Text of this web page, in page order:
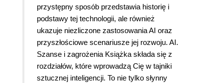
przełamie bariery językowe, to będzie genialne.
Pochodzimy z rożnych miejsc świata, a jakże
byłoby cudownie jeszcze się ze sobą porozumieć!
Jestem też pod wrażeniem niektorych
wynalazkow, jak Stethome. Czujnik ANNE.
Inteligentne zegarki już nie, ponieważ to głupi
gadżet wymyślony na potrzeby konsumentow...
przystępny sposób przedstawia historię i
podstawy tej technologii, ale również
ukazuje niezliczone zastosowania AI oraz
przyszłościowe scenariusze jej rozwoju. AI.
Szanse i zagrożenia Książka składa się z
rozdziałów, które wprowadzą Cię w tajniki
sztucznej inteligencji. To nie tylko słynny